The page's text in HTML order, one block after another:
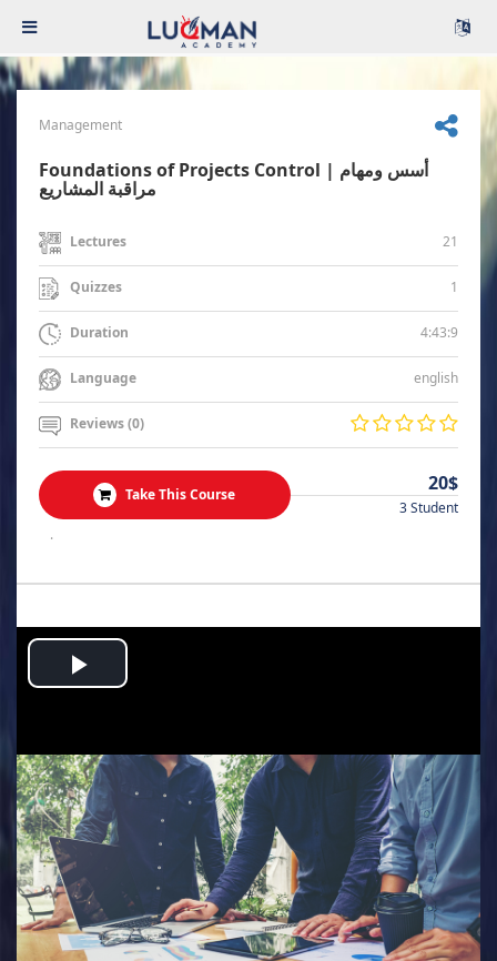
Management
Foundations of Projects Control | أسس ومهام
مراقبة المشاريع
Lectures 21
Quizzes 1
Duration 4:43:9
Language english
Reviews (0)
Take This Course 20$
3 Student
.
Play